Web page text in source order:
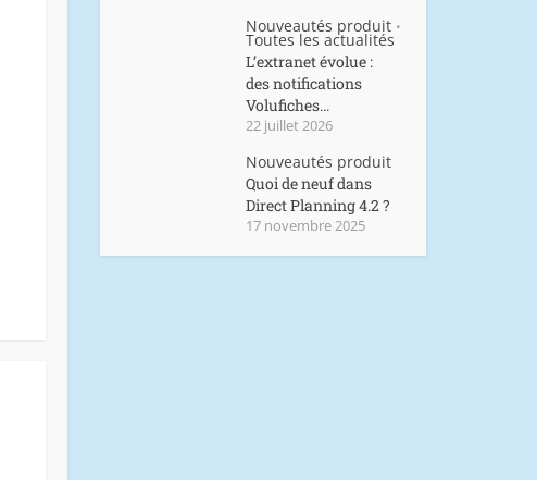
Nouveautés produit •
Toutes les actualités
L’extranet évolue :
des notifications
Volufiches...
22 juillet 2026
Nouveautés produit
Quoi de neuf dans
Direct Planning 4.2 ?
17 novembre 2025